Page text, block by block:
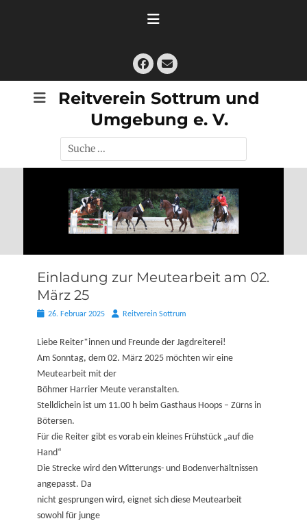
Facebook
E-
Mail
Reitverein Sottrum und
Umgebung e. V.
Suche
nach:
Einladung zur Meutearbeit am 02.
März 25
Posted26. Februar 2025 AutorReitverein Sottrum
Liebe Reiter*innen und Freunde der Jagdreiterei!
Am Sonntag, dem 02. März 2025 möchten wir eine
Meutearbeit mit der
Böhmer Harrier Meute veranstalten.
Stelldichein ist um 11.00 h beim Gasthaus Hoops – Zürns in
Bötersen.
Für die Reiter gibt es vorab ein kleines Frühstück „auf die
Hand“
Die Strecke wird den Witterungs- und Bodenverhältnissen
angepasst. Da
nicht gesprungen wird, eignet sich diese Meutearbeit
sowohl für junge